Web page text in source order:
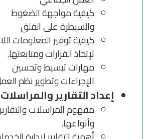
كيفية مواجهة الضغوط
والسيطرة على القلق
كيفية توفير المعلومات
لإتخاذ القرارات ومتابعتها.
مهارات تبسيط وتحسين
الإجراءات وتطوير نظم
إعداد التقارير
مفهوم المراسلات والتقارير
وأنواعها.